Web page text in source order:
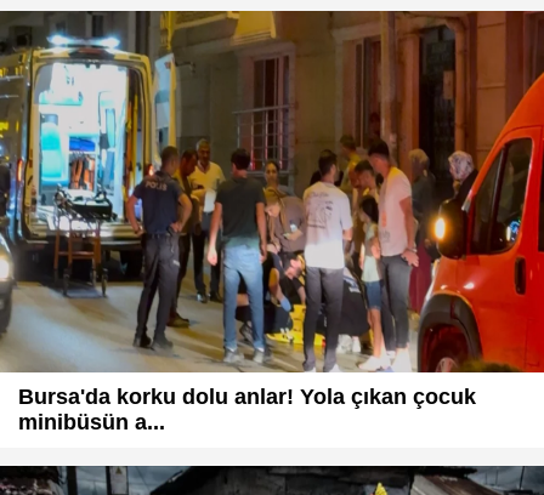
Bursa'da korku dolu anlar! Yola çıkan çocuk
minibüsün a...